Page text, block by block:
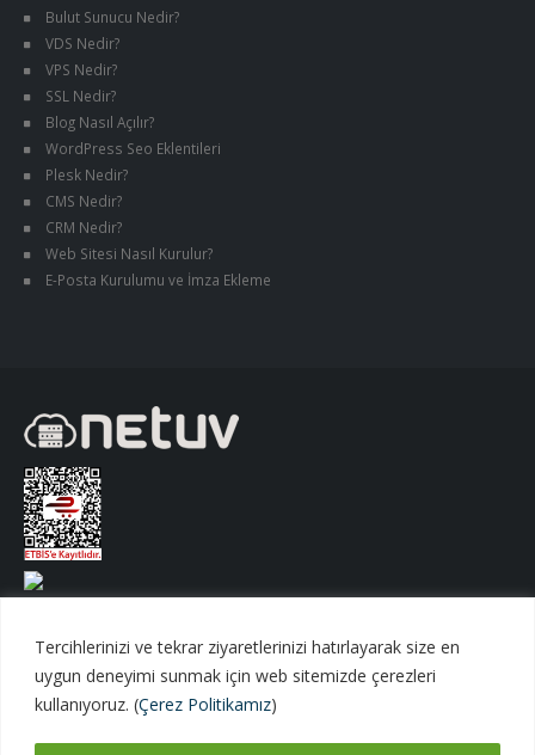
Tercihlerinizi ve tekrar ziyaretlerinizi hatırlayarak size en
uygun deneyimi sunmak için web sitemizde çerezleri
kullanıyoruz. (Çerez Politikamız)
Bulut Sunucu Nedir?
VDS Nedir?
VPS Nedir?
SSL Nedir?
Blog Nasıl Açılır?
WordPress Seo Eklentileri
Plesk Nedir?
CMS Nedir?
CRM Nedir?
Web Sitesi Nasıl Kurulur?
E-Posta Kurulumu ve İmza Ekleme